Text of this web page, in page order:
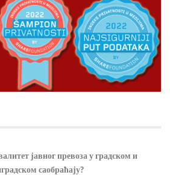
јавног превоза у градском и
саобраћају?